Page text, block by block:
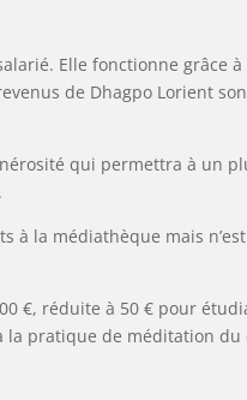
Elle fonctionne grâce
de Dhagpo Lorient
qui permettra à un
la médiathèque mais
€, réduite à 50 € pour
pratique de méditation du